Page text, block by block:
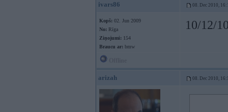
ivars86 08. Dec 2010,
Kopš: 02. Jun 2009
No: Rīga
Ziņojumi: 154
Braucu ar: bmw
10/12/
arizah 08. Dec 2010,